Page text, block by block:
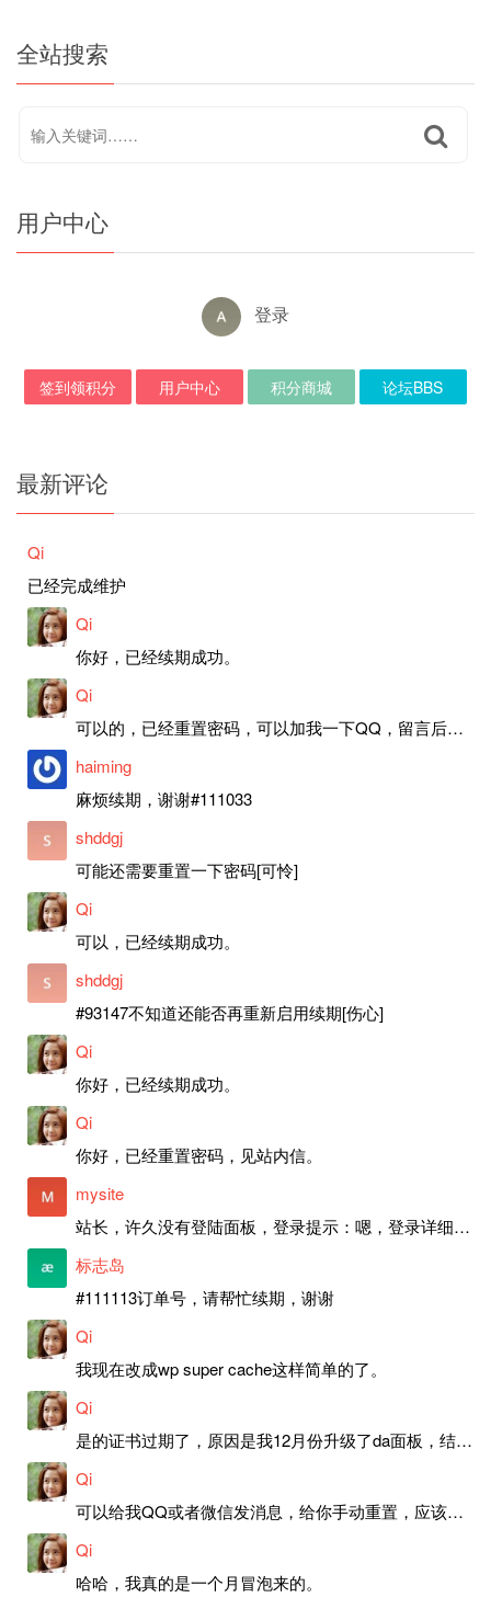
全站搜索
用户中心
登录
签到领积分 用户中心 积分商城 论坛BBS
最新评论
Qi
已经完成维护
Qi
你好，已经续期成功。
Qi
可以的，已经重置密码，可以加我一下QQ，留言后我就发密码给你。
haiming
麻烦续期，谢谢#111033
shddgj
可能还需要重置一下密码[可怜]
Qi
可以，已经续期成功。
shddgj
#93147不知道还能否再重新启用续期[伤心]
Qi
你好，已经续期成功。
Qi
你好，已经重置密码，见站内信。
mysite
站长，许久没有登陆面板，登录提示：嗯，登录详细信息似乎不正确。请重试。 网站还可以正常使用。如果是密码问题请帮忙重置一下密码。谢谢。订单号：97790，账号：aa20210950。 站长，提交了工单，你回复续期成功，不过我的问题是面部登陆信息有问题，一直是初始密码，现在无法登陆，有时间麻烦排查一下。
标志岛
#111113订单号，请帮忙续期，谢谢
Qi
我现在改成wp super cache这样简单的了。
Qi
是的证书过期了，原因是我12月份升级了da面板，结果后台证书就不更新了，目前还在排查问题。切换PHP版本现在没有了，因为DA新版不支持。
Qi
可以给我QQ或者微信发消息，给你手动重置，应该是服务器插件有问题了，这个wp的主题太老了，导致现在好多的问题，网站的签到功能也是因为这个原因导致的。
Qi
哈哈，我真的是一个月冒泡来的。